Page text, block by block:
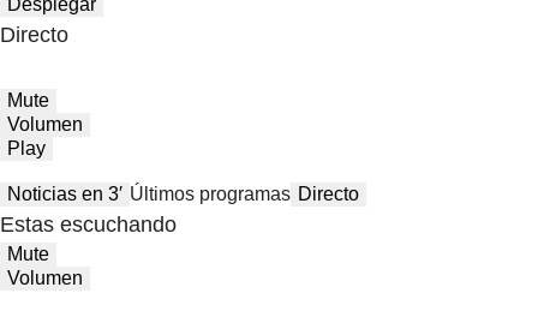
Desplegar
Directo
Mute
Volumen
Play
Noticias en 3′ Últimos programas Directo
Estas escuchando
Mute
Volumen